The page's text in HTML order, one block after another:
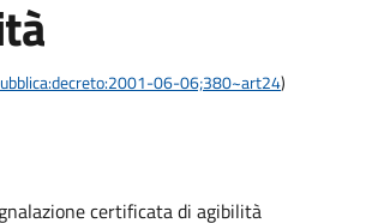
06-06;380~art24)
certificata di agibilità